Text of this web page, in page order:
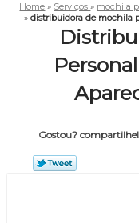
Home » Serviços» mochila
»distribuidora de mochila
Gostou? compartilhe!